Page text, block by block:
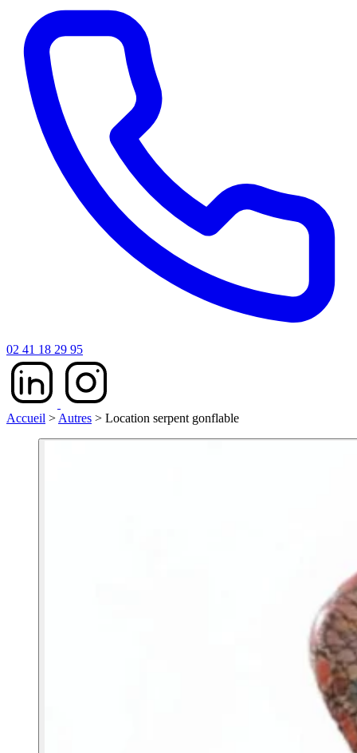
02 41 18 29 95
Accueil > Autres > Location serpent gonflable